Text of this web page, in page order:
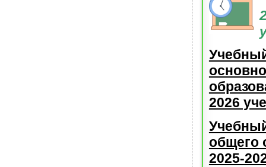
2026
общего
2025-